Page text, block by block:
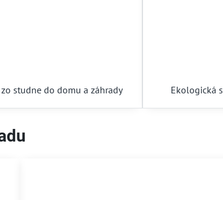
studne do domu a záhrady Ekologická